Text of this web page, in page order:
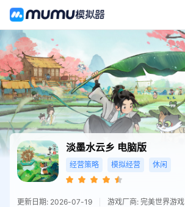
淡墨水云乡 电脑版
经营策略 模拟经营 休闲
更新日期: 2026-07-19 游戏厂商: 完美世界游戏